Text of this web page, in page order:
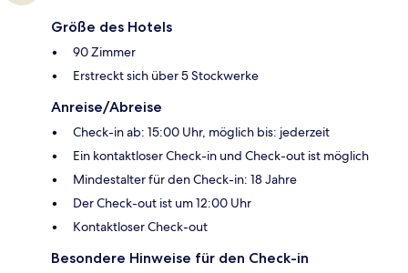
Größe des Hotels
90 Zimmer
Erstreckt sich über 5 Stockwerke
Anreise/Abreise
Check-in ab: 15:00 Uhr, möglich bis: jederzeit
Ein kontaktloser Check-in und Check-out ist möglich
Mindestalter für den Check-in: 18 Jahre
Der Check-out ist um 12:00 Uhr
Kontaktloser Check-out
Besondere Hinweise für den Check-in